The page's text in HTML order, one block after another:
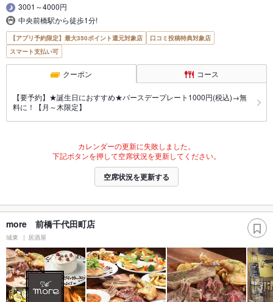
3001～4000円
中央前橋駅から徒歩1分!
【アプリ予約限定】最大350ポイント還元対象店
口コミ投稿特典対象店
スマート支払い可
クーポン コース
【要予約】★誕生日におすすめ★バースデープレート1000円(税込)→無
料に！【月～木限定】
カレンダーの更新に失敗しました。
下記ボタンを押して空席状況を更新してください。
空席状況を更新する
more 前橋千代田町店
城東 居酒屋